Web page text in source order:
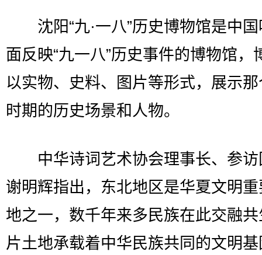
沈阳“九·一八”历史博物馆是中国
面反映“九一八”历史事件的博物馆，
以实物、史料、图片等形式，展示
时期的历史场景和人物。
中华诗词艺术协会理事长、参访
谢明辉指出，东北地区是华夏文明
地之一，数千年来多民族在此交融
片土地承载着中华民族共同的文明